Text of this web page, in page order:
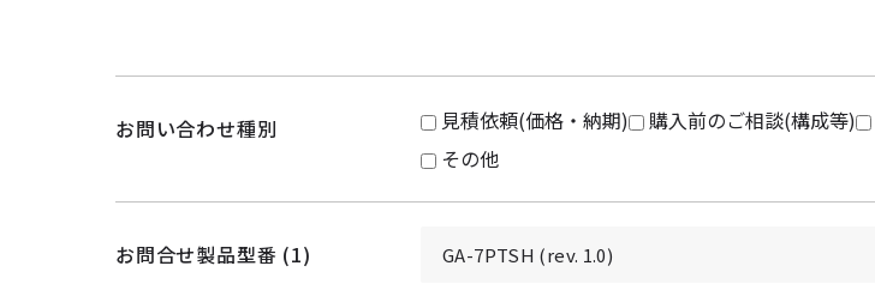
お問い合わせ種別 見積依頼(価格・納期) 購入前のご相談(構成等)
その他
お問合せ製品型番 (1)